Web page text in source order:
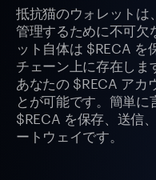
抵抗猫のウォレットは
管理するために不可欠
ット自体は $RECA
チェーン上に存在し
あなたの $RECA アカ
とが可能です。簡単
$RECA を保存、送信
ートウェイです。